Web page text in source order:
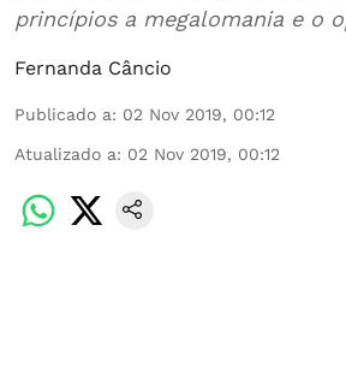
princípios a megalomania e o
Fernanda Câncio
Publicado a: 02 Nov 2019, 00:12
Atualizado a: 02 Nov 2019, 00:12